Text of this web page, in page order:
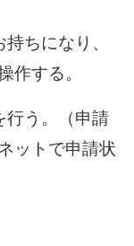
ちになり、
作する。
う。（申請
ットで申請状